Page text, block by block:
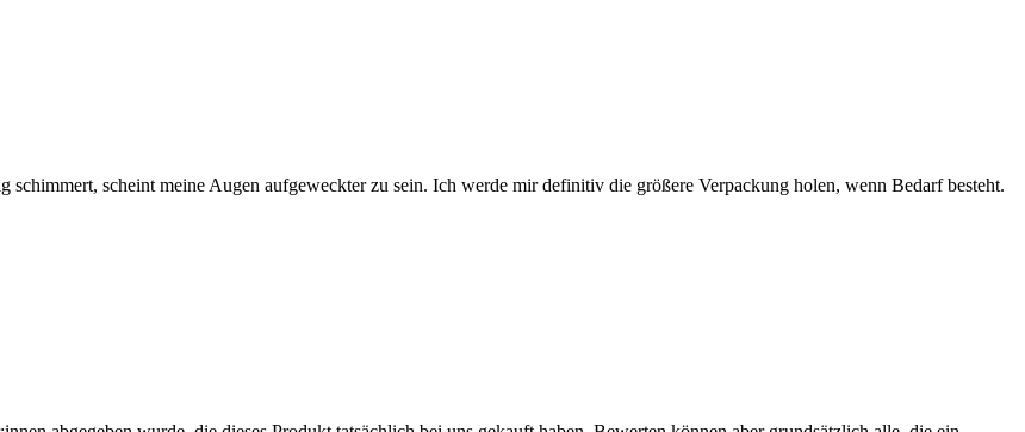
schimmert, scheint meine Augen aufgeweckter zu sein. Ich werde mir definitiv die größere Verpackung holen, wenn Bedarf besteht.